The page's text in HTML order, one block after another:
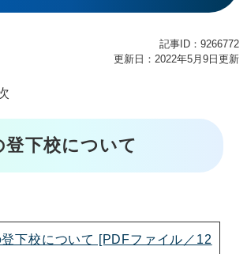
記事ID：9266772
更新日：2022年5月9日更新
登下校について
下校について [PDFファイル／12